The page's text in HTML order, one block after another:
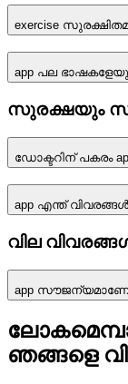
exercise
app പല
സുരക്ഷയും
ഡോക്ടറിന് പകരം
app എന്ത്
വില
app
ഞങ്ങളെ